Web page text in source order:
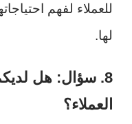
للعملاء لفهم
لها.
8. سؤال: هل
العملاء؟